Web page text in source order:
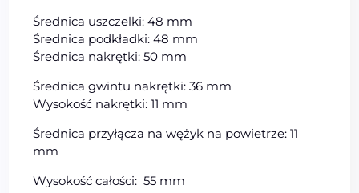
Średnica uszczelki: 48 mm
Średnica podkładki: 48 mm
Średnica nakrętki: 50 mm
Średnica gwintu nakrętki: 36 mm
Wysokość nakrętki: 11 mm
Średnica przyłącza na wężyk na powietrze: 11
mm
Wysokość całości: 55 mm